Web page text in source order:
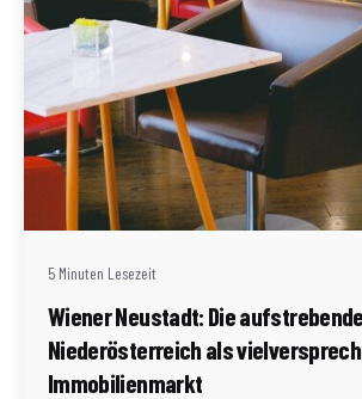
Geschrieben von
Redaktion Immofragen Wiener
Land
5 Minuten Lesezeit
Wiener Neustadt: Die
Niederösterreich als
Immobilienmarkt